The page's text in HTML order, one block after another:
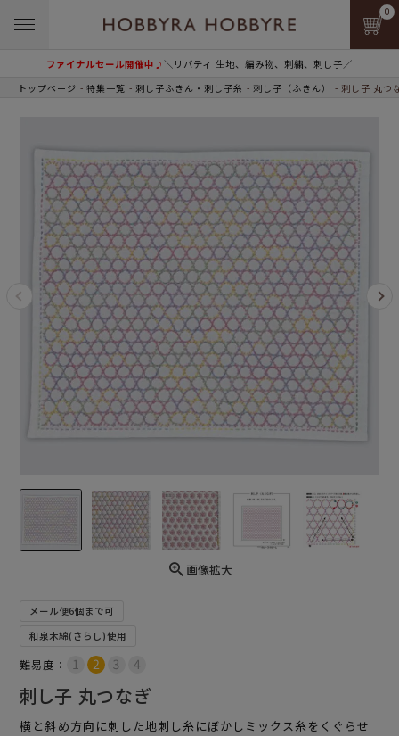
ファイナルセール開催中♪＼リバティ 生地、編み物、刺繍、刺し子／
0
トップページ 特集一覧 刺し子ふきん・刺し子糸 刺し子（ふきん） 刺し子 丸つ
画像拡大
メール便6個まで可
和泉木綿(さらし)使用
難易度：
刺し子 丸つなぎ
横と斜め方向に刺した地刺し糸にぼかしミックス糸をくぐらせ